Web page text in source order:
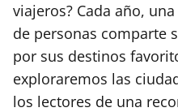
viajeros? Cada año,
de personas comparte
por sus destinos
exploraremos las
los lectores de una